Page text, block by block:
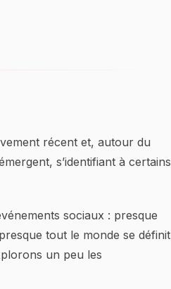
récent et, autour du
s’identifiant à certains
sociaux : presque
tout le monde se définit
un peu les